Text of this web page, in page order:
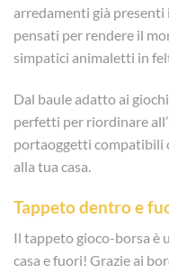
arredamenti già
pensati per rendere il
simpatici animaletti in
Dal baule adatto ai
perfetti per riordinare
portaoggetti compatibili
alla tua casa.
Tappeto dentro e
Il tappeto gioco-borsa è
casa e fuori! Grazie ai